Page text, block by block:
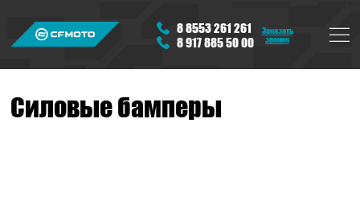
8 8553 261 261
8 917 885 50 00
Заказать
звонок
Силовые бамперы